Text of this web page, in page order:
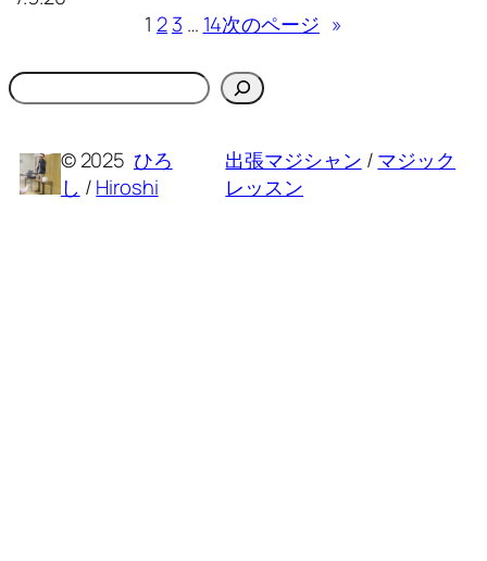
1 23 … 14次のページ »
検
索
© 2025 ひろ
し /Hiroshi
出張マジシャン /マジック
レッスン